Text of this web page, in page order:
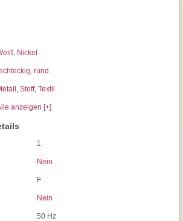
, Nickel
, rund
, Stoff, Textil
anzeigen [+]
1
Nein
F
Nein
50 Hz